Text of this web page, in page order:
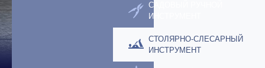
САДОВЫЙ РУЧНОЙ
ИНСТРУМЕНТ
СТОЛЯРНО-СЛЕСАРНЫЙ
ИНСТРУМЕНТ